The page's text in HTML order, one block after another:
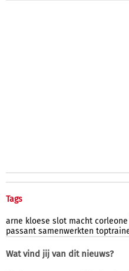
Tags
arne kloese slot macht corleone
passant samenwerkten
Wat vind jij van dit nieuws?